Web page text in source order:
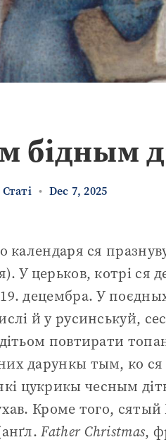
бідным
Статі • Dec 7, 2025
календаря ся
У церьков, котрі ся
децембра. У
й у русинськуй,
повтирати
дарункы тым, ко ся
цукрикы чесным
Кроме того,
Father Christmas,